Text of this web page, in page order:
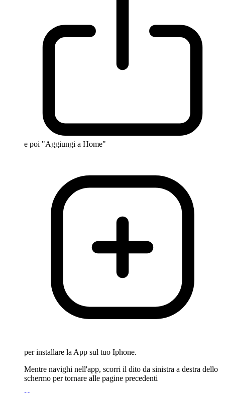
e poi "Aggiungi a Home"
per installare la App sul tuo Iphone.
Mentre navighi nell'app, scorri il dito da sinistra a destra dello
schermo per tornare alle pagine precedenti